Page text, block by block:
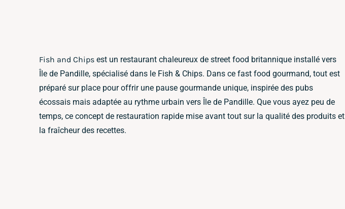
Fish and Chips est un restaurant chaleureux de street food britannique installé vers
Île de Pandille, spécialisé dans le Fish & Chips. Dans ce fast food gourmand, tout est
préparé sur place pour offrir une pause gourmande unique, inspirée des pubs
écossais mais adaptée au rythme urbain vers Île de Pandille. Que vous ayez peu de
temps, ce concept de restauration rapide mise avant tout sur la qualité des produits et
la fraîcheur des recettes.